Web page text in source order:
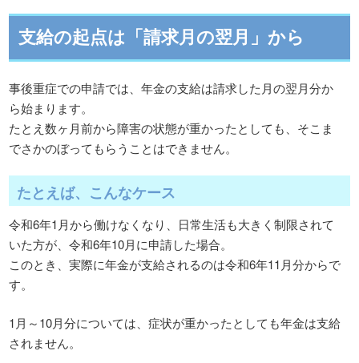
支給の起点は「請求月の翌月」から
事後重症での申請では、年金の支給は請求した月の翌月分か
ら始まります。
たとえ数ヶ月前から障害の状態が重かったとしても、そこま
でさかのぼってもらうことはできません。
たとえば、こんなケース
令和6年1月から働けなくなり、日常生活も大きく制限されて
いた方が、令和6年10月に申請した場合。
このとき、実際に年金が支給されるのは令和6年11月分からで
す。
1月～10月分については、症状が重かったとしても年金は支給
されません。